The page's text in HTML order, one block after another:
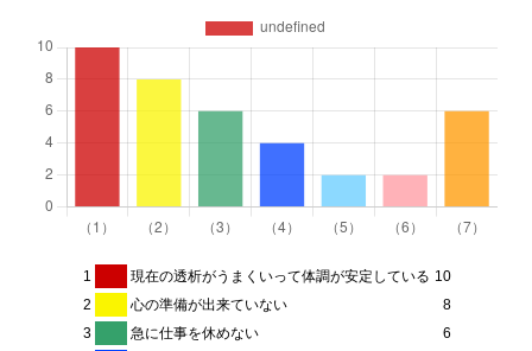
1 現在の透析がうまくいって体調が安定している 10
2
心の準備が出来ていない
8
3
急に仕事を休めない
6